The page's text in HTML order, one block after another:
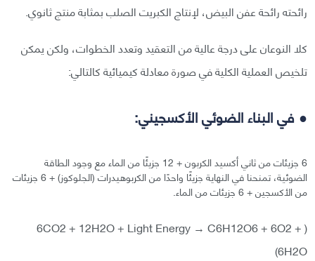
رائحته رائحة عفن البيض، لإنتاج الكبريت الصلب بمثابة منتج ثانوي.
كلا النوعان على درجة عالية من التعقيد وتعدد الخطوات، ولكن يمكن
تلخيص العملية الكلية في صورة معادلة كيميائية كالتالي:
● في البناء الضوئي الأكسجيني:
6 جزيئات من ثاني أكسيد الكربون + 12 جزيئًا من الماء مع وجود الطاقة
الضوئية، تمنحنا في النهاية جزيئًا واحدًا من الكربوهيدرات (الجلوكوز) + 6 جزيئات
من الأكسجين + 6 جزيئات من الماء.
( 6CO2 + 12H2O + Light Energy → C6H12O6 + 6O2 +
6H2O)